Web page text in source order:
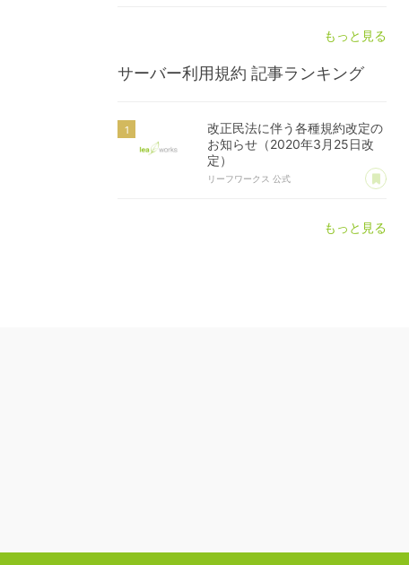
もっと見る
サーバー利用規約 記事ランキング
改正民法に伴う各種規約改定の
お知らせ（2020年3月25日改
定）
リーフワークス 公式 あ
もっと見る